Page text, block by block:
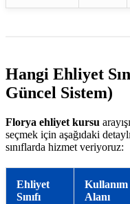
Hangi Ehliyet
Güncel Sistem)
Florya ehliyet kursu
seçmek için aşağıdaki
sınıflarda hizmet veriyoruz:
Ehliyet
Sınıfı
Kullanım
Alanı